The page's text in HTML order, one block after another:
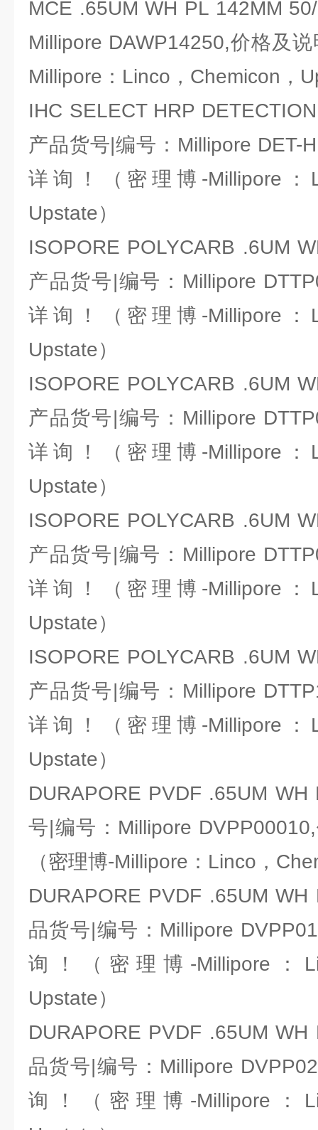
MCE .65UM WH PL 142MM
Millipore DAWP14250,价格及
Millipore：Linco，Chemicon，
IHC SELECT HRP
产品货号|编号：Millipore DET-
详询！（密理博-Millipore：
Upstate）
ISOPORE POLYCARB .6UM
产品货号|编号：Millipore
详询！（密理博-Millipore：
Upstate）
ISOPORE POLYCARB .6UM
产品货号|编号：Millipore
详询！（密理博-Millipore：
Upstate）
ISOPORE POLYCARB .6UM
产品货号|编号：Millipore
详询！（密理博-Millipore：
Upstate）
ISOPORE POLYCARB .6UM
产品货号|编号：Millipore
详询！（密理博-Millipore：
Upstate）
DURAPORE PVDF .65UM
号|编号：Millipore
（密理博-Millipore：Linco，
DURAPORE PVDF .65UM
品货号|编号：Millipore
询！（密理博-Millipore：
Upstate）
DURAPORE PVDF .65UM
品货号|编号：Millipore
询！（密理博-Millipore：